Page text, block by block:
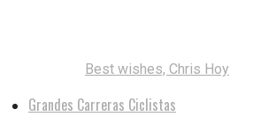
Best wishes, Chris Hoy
Grandes Carreras Ciclistas